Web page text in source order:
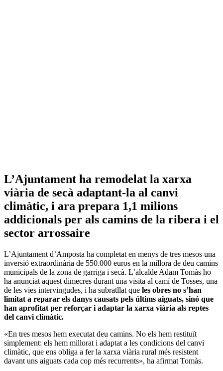
L’Ajuntament ha remodelat la xarxa
viària de secà adaptant-la al canvi
climàtic, i ara prepara 1,1 milions
addicionals per als camins de la ribera i el
sector arrossaire
L’Ajuntament d’Amposta ha completat en menys de tres mesos una
inversió extraordinària de 550.000 euros en la millora de deu camins
municipals de la zona de garriga i secà. L’alcalde Adam Tomàs ho
ha anunciat aquest dimecres durant una visita al camí de Tosses, una
de les vies intervingudes, i ha subratllat que les obres no s’han
limitat a reparar els danys causats pels últims aiguats, sinó que
han aprofitat per reforçar i adaptar la xarxa viària als reptes
del canvi climàtic.
«En tres mesos hem executat deu camins. No els hem restituït
simplement: els hem millorat i adaptat a les condicions del canvi
climàtic, que ens obliga a fer la xarxa viària rural més resistent
davant uns aiguats cada cop més recurrents», ha afirmat Tomàs.